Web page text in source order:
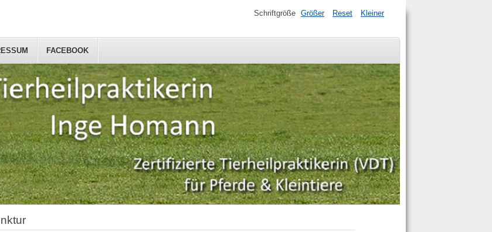
FACEBOOK
Schriftgröße Größer Reset Kleiner